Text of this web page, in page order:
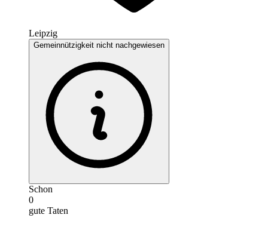
Leipzig
Gemeinnützigkeit nicht nachgewiesen
Schon
0
gute Taten